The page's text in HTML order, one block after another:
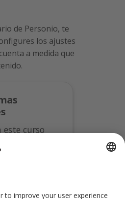
de Personio, te
los ajustes
a medida que
este curso